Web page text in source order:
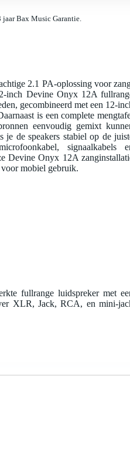
Bax Music Garantie.
2.1 PA-oplossing voor
inch Devine Onyx 12A
gecombineerd met een 12-
is een complete
eenvoudig gemixt
je de speakers stabiel op de
signaalkabels
Devine Onyx 12A
mobiel gebruik.
fullrange luidspreker met
XLR, Jack, RCA, en mini-